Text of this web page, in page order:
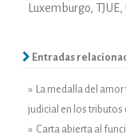
Luxemburgo, TJUE,
Entradas
» La medalla del
judicial en los tributos
» Carta abierta al